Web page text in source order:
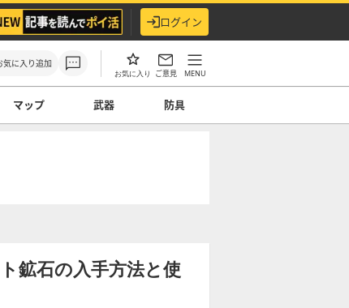
ログイン
気に入り追加
お気に入り ご意見 MENU
マップ 武器 防具
鉱石の入手方法と使